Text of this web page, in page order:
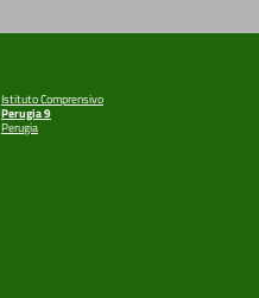
Istituto Comprensivo
Perugia 9
Perugia